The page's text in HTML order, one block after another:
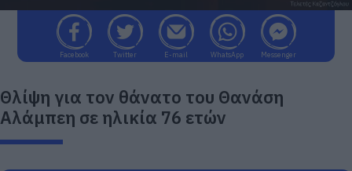
Facebook Twitter E-mail WhatsApp Messenger
Θλίψη για τον θάνατο του Θανάση
Αλάμπεη σε ηλικία 76 ετών